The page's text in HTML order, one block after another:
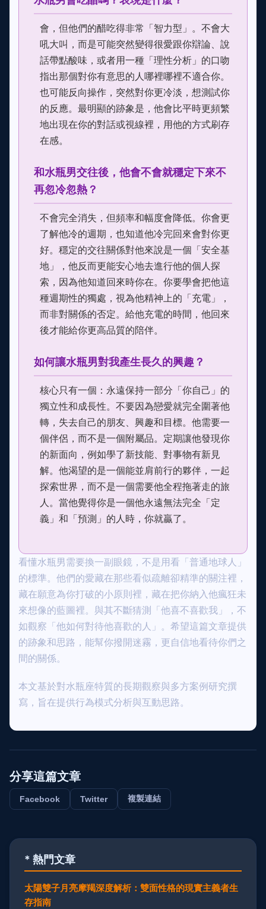
會，但他們的醋吃得非常「智力型」。不會大
吼大叫，而是可能突然變得很愛跟你辯論、說
話帶點酸味，或者用一種「理性分析」的口吻
指出那個對你有意思的人哪裡哪裡不適合你。
也可能反向操作，突然對你更冷淡，想測試你
的反應。最明顯的跡象是，他會比平時更頻繁
地出現在你的對話或視線裡，用他的方式刷存
在感。
和水瓶男交往後，他會不會就穩定下來不
再忽冷忽熱？
不會完全消失，但頻率和幅度會降低。你會更
了解他冷的週期，也知道他冷完回來會對你更
好。穩定的交往關係對他來說是一個「安全基
地」，他反而更能安心地去進行他的個人探
索，因為他知道回來時你在。你要學會把他這
種週期性的獨處，視為他精神上的「充電」，
而非對關係的否定。給他充電的時間，他回來
後才能給你更高品質的陪伴。
如何讓水瓶男對我產生長久的興趣？
核心只有一個：永遠保持一部分「你自己」的
獨立性和成長性。不要因為戀愛就完全圍著他
轉，失去自己的朋友、興趣和目標。他需要一
個伴侶，而不是一個附屬品。定期讓他發現你
的新面向，例如學了新技能、對事物有新見
解。他渴望的是一個能並肩前行的夥伴，一起
探索世界，而不是一個需要他全程拖著走的旅
人。當他覺得你是一個他永遠無法完全「定
義」和「預測」的人時，你就贏了。
看懂水瓶男需要換一副眼鏡，不是用看「普通地球人」
的標準。他們的愛藏在那些看似疏離卻精準的關注裡，
藏在願意為你打破的小原則裡，藏在把你納入他瘋狂未
來想像的藍圖裡。與其不斷猜測「他喜不喜歡我」，不
如觀察「他如何對待他喜歡的人」。希望這篇文章提供
的跡象和思路，能幫你撥開迷霧，更自信地看待你們之
間的關係。
本文基於對水瓶座特質的長期觀察與多方案例研究撰
寫，旨在提供行為模式分析與互動思路。
分享這篇文章
Facebook Twitter 複製連結
* 熱門文章
太陽雙子月亮摩羯深度解析：雙面性格的現實主義者生
存指南